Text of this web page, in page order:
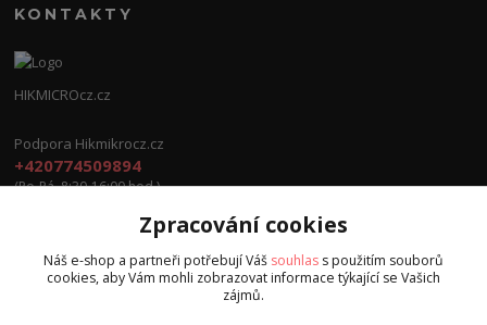
KONTAKTY
HIKMICROcz.cz
Podpora Hikmikrocz.cz
+420774509894
(Po-Pá, 8:30-16:00 hod.)
info@hikmicrocz.cz
Zpracování cookies
Náš e-shop a partneři potřebují Váš souhlas s použitím souborů
cookies, aby Vám mohli zobrazovat informace týkající se Vašich
zájmů.